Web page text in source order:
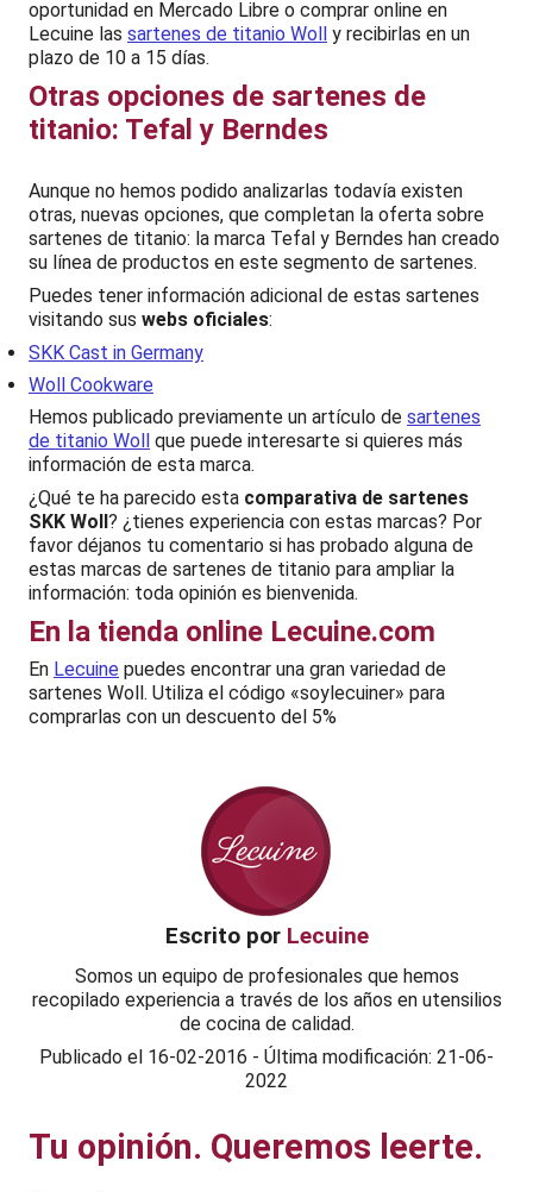
oportunidad en Mercado Libre o comprar online en
Lecuine las sartenes de titanio Woll
y recibirlas en un
plazo de 10 a 15 días.
Otras opciones de sartenes de
titanio: Tefal y Berndes
Aunque no hemos podido analizarlas todavía existen
otras, nuevas opciones, que completan la oferta sobre
sartenes de titanio: la marca Tefal y Berndes han creado
su línea de productos en este segmento de sartenes.
Puedes tener información adicional de estas sartenes
visitando sus webs oficiales:
SKK Cast in Germany
Woll Cookware
Hemos publicado previamente un artículo de sartenes
de titanio Woll
que puede interesarte si quieres más
información de esta marca.
¿Qué te ha parecido esta comparativa de sartenes
SKK Woll ? ¿tienes experiencia con estas marcas? Por
favor déjanos tu comentario si has probado alguna de
estas marcas de sartenes de titanio para ampliar la
información: toda opinión es bienvenida.
En la tienda online Lecuine.com
En Lecuine puedes encontrar una gran variedad de
sartenes Woll. Utiliza el código «soylecuiner» para
comprarlas con un descuento del 5%
Escrito por Lecuine
Somos un equipo de profesionales que hemos
recopilado experiencia a través de los años en utensilios
de cocina de calidad.
Publicado el 16-02-2016 - Última modificación: 21-06-
2022
Tu opinión. Queremos leerte.